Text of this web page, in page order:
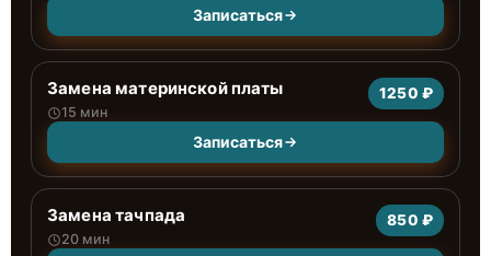
Записаться
Замена материнской платы
15 мин
1250 ₽
Записаться
Замена тачпада
20 мин
850 ₽